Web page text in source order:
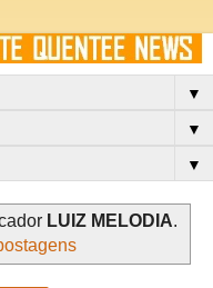
▼
▼
▼
LUIZ MELODIA.